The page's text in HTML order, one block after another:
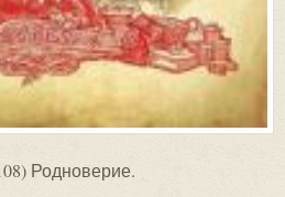
Родноверие.